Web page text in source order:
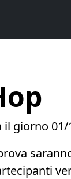
giorno 01/